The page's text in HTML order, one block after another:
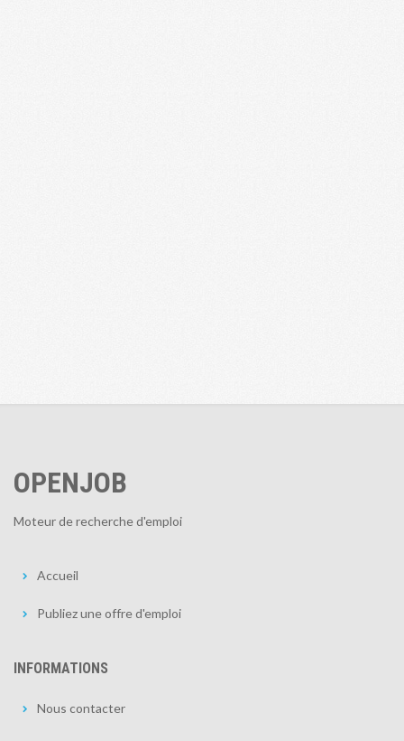
OPENJOB
Moteur de recherche d'emploi
Accueil
Publiez une offre d'emploi
INFORMATIONS
Nous contacter